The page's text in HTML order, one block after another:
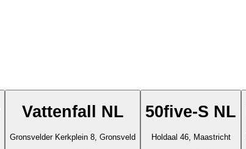
Vattenfall NL
Gronsvelder Kerkplein 8, Gronsveld
50five-S NL
Holdaal 46, Maastricht